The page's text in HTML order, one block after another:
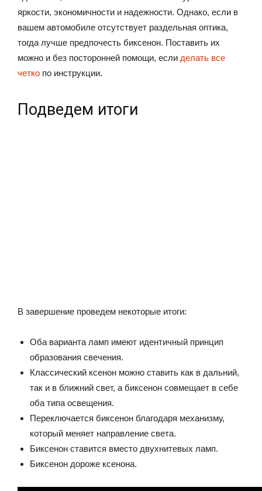
яркости, экономичности и надежности. Однако, если в
вашем автомобиле отсутствует раздельная оптика,
тогда лучше предпочесть биксенон. Поставить их
можно и без посторонней помощи, если делать все
четко по инструкции.
Подведем итоги
В завершение проведем некоторые итоги:
Оба варианта ламп имеют идентичный принцип
образования свечения.
Классический ксенон можно ставить как в дальний,
так и в ближний свет, а биксенон совмещает в себе
оба типа освещения.
Переключается биксенон благодаря механизму,
который меняет направление света.
Биксенон ставится вместо двухнитевых ламп.
Биксенон дороже ксенона.